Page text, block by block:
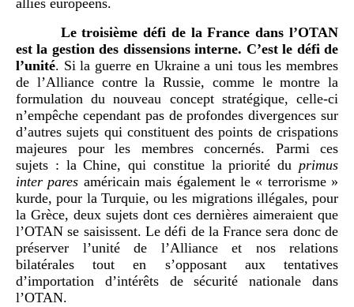
alliés européens.
Le troisième défi de la France dans l’OTAN
est la gestion des dissensions interne. C’est le défi de
l’unité. Si la guerre en Ukraine a uni tous les membres
de l’Alliance contre la Russie, comme le montre la
formulation du nouveau concept stratégique, celle-ci
n’empêche cependant pas de profondes divergences sur
d’autres sujets qui constituent des points de crispations
majeures pour les membres concernés. Parmi ces
sujets : la Chine, qui constitue la priorité du primus
inter pares américain mais également le « terrorisme »
kurde, pour la Turquie, ou les migrations illégales, pour
la Grèce, deux sujets dont ces dernières aimeraient que
l’OTAN se saisissent. Le défi de la France sera donc de
préserver l’unité de l’Alliance et nos relations
bilatérales tout en s’opposant aux tentatives
d’importation d’intérêts de sécurité nationale dans
l’OTAN.